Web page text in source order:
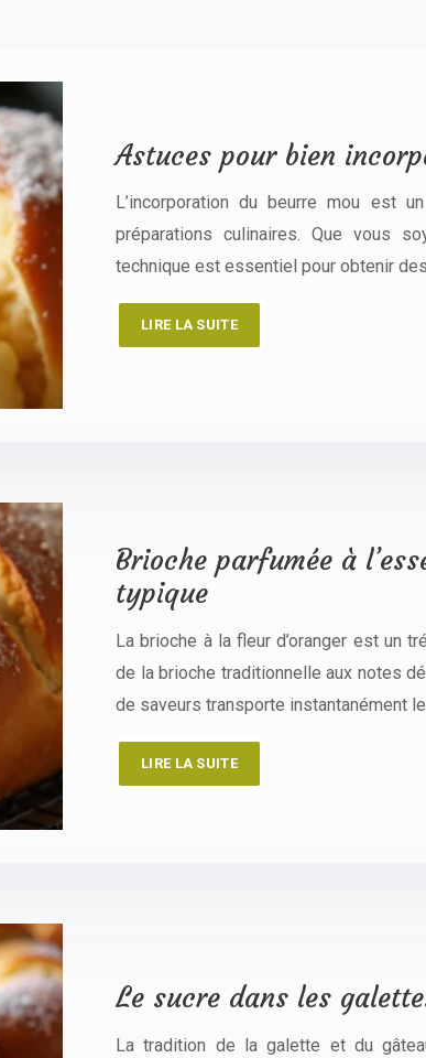
Astuces pour bien
L’incorporation du beurre mou est
préparations culinaires. Que vous
technique est essentiel pour obtenir
LIRE LA SUITE
Brioche parfumée à
typique
La brioche à la fleur d’oranger est un
de la brioche traditionnelle aux notes
de saveurs transporte instantanément
LIRE LA SUITE
Le sucre dans les
La tradition de la galette et du